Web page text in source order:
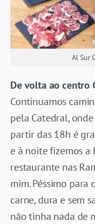
Al Sur
De volta ao centro
Continuamos
pela Catedral,
partir das 18h é
e à noite fizemos
restaurante nas
mim. Péssimo para
carne, dura e sem
não tinha nada de